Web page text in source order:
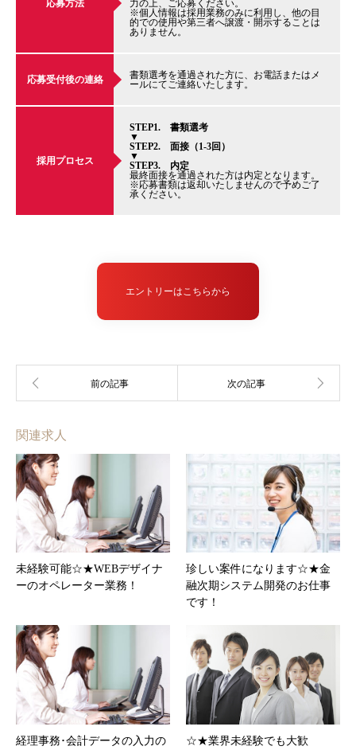
応募方法
力の上、ご応募ください。
※個人情報は採用業務のみに利用し、他の目
的での使用や第三者へ譲渡・開示することは
ありません。
応募受付後の連絡
書類選考を通過された方に、お電話またはメ
ールにてご連絡いたします。
採用プロセス
STEP1. 書類選考
▼
STEP2. 面接（1-3回）
▼
STEP3. 内定
最終面接を通過された方は内定となります。
※応募書類は返却いたしませんので予めご了
承ください。
エントリーはこちらから
関連求人
未経験可能☆★WEBデザイナ
ーのオペレーター業務！
珍しい案件になります☆★金
融次期システム開発のお仕事
です！
経理事務･会計データの入力の
☆★業界未経験でも大歓